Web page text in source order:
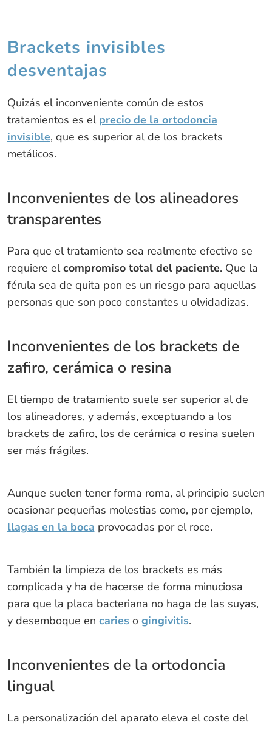
Brackets invisibles
desventajas
Quizás el inconveniente común de estos
tratamientos es el precio de la ortodoncia
invisible, que es superior al de los brackets
metálicos.
Inconvenientes de los alineadores
transparentes
Para que el tratamiento sea realmente efectivo se
requiere elcompromiso total del paciente. Que la
férula sea de quita pon es un riesgo para aquellas
personas que son poco constantes u olvidadizas.
Inconvenientes de los brackets de
zafiro, cerámica o resina
El tiempo de tratamiento suele ser superior al de
los alineadores, y además, exceptuando a los
brackets de zafiro, los de cerámica o resina suelen
ser más frágiles.
Aunque suelen tener forma roma, al principio suelen
ocasionar pequeñas molestias como, por ejemplo,
llagas en la boca provocadas por el roce.
También la limpieza de los brackets es más
complicada y ha de hacerse de forma minuciosa
para que la placa bacteriana no haga de las suyas,
y desemboque en caries o gingivitis.
Inconvenientes de la ortodoncia
lingual
La personalización del aparato eleva el coste del